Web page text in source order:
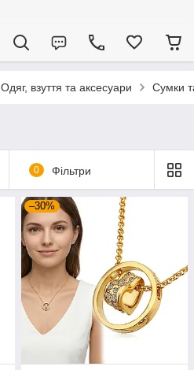
Одяг, взуття та аксесуари Сумки
0 Фільтри
–30%